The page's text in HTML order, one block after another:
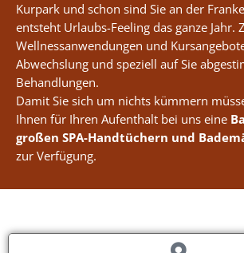
Kurpark und schon sind Sie an der
entsteht Urlaubs-Feeling das ganze Jahr.
Wellnessanwendungen und
Abwechslung und speziell auf Sie
Behandlungen.
Damit Sie sich um nichts kümmern
Ihnen für Ihren Aufenthalt bei uns eine
großen SPA-Handtüchern und
zur Verfügung.